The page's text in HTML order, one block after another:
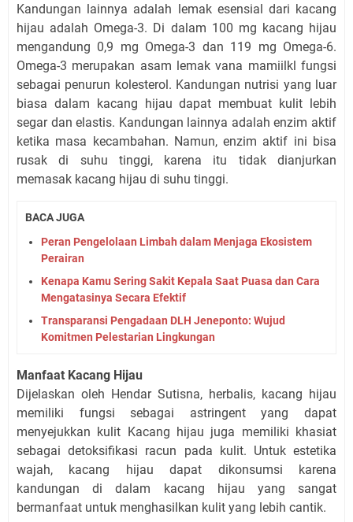
Kandungan lainnya adalah lemak esensial dari kacang
hijau adalah Omega-3. Di dalam 100 mg kacang hijau
mengandung 0,9 mg Omega-3 dan 119 mg Omega-6.
Omega-3 merupakan asam lemak vana mamiilkl fungsi
sebagai penurun kolesterol. Kandungan nutrisi yang luar
biasa dalam kacang hijau dapat membuat kulit lebih
segar dan elastis. Kandungan lainnya adalah enzim aktif
ketika masa kecambahan. Namun, enzim aktif ini bisa
rusak di suhu tinggi, karena itu tidak dianjurkan
memasak kacang hijau di suhu tinggi.
BACA JUGA
Peran Pengelolaan Limbah dalam Menjaga Ekosistem
Perairan
Kenapa Kamu Sering Sakit Kepala Saat Puasa dan Cara
Mengatasinya Secara Efektif
Transparansi Pengadaan DLH Jeneponto: Wujud
Komitmen Pelestarian Lingkungan
Manfaat Kacang Hijau
Dijelaskan oleh Hendar Sutisna, herbalis, kacang hijau
memiliki fungsi sebagai astringent yang dapat
menyejukkan kulit Kacang hijau juga memiliki khasiat
sebagai detoksifikasi racun pada kulit. Untuk estetika
wajah, kacang hijau dapat dikonsumsi karena
kandungan di dalam kacang hijau yang sangat
bermanfaat untuk menghasilkan kulit yang lebih cantik.